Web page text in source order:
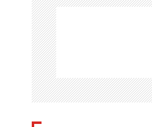
г
а
ц
і
я